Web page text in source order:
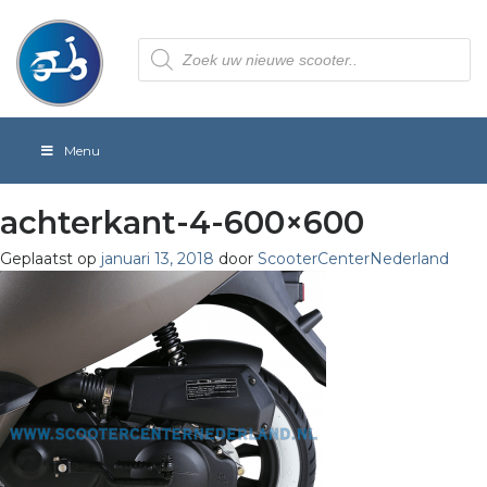
Producten
zoeken
Menu
achterkant-4-600×600
Geplaatst op januari 13, 2018 door ScooterCenterNederland